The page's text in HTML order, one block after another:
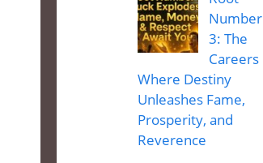
Number
3: The
Careers
Where Destiny
Unleashes Fame,
Prosperity, and
Reverence